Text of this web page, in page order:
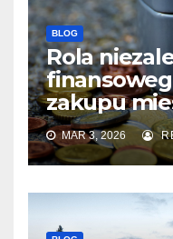
BLOG
Rola
zakupu
MAR 3, 2026